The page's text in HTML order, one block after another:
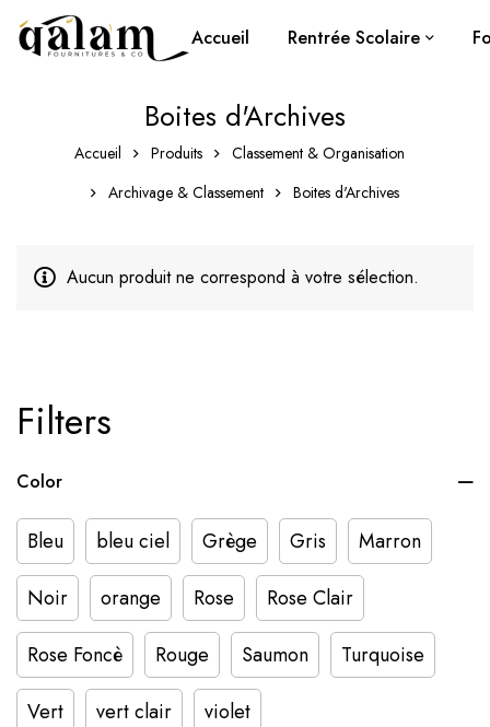
Accueil Rentrée Scolaire
Boites d'Archives
Accueil Produits
Classement & Organisation
Archivage & Classement
Boites d'Archives
Filters
Color
Bleu bleu ciel Grège Gris
Marron
Noir
orange Rose
Rose Clair
Rose Foncè
Rouge Saumon
Turquoise
Vert
vert clair violet
Aucun produit ne correspond à votre sélection.